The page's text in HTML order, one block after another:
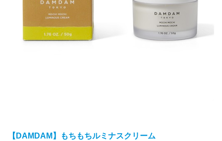
【DAMDAM】もちもちルミナスクリーム